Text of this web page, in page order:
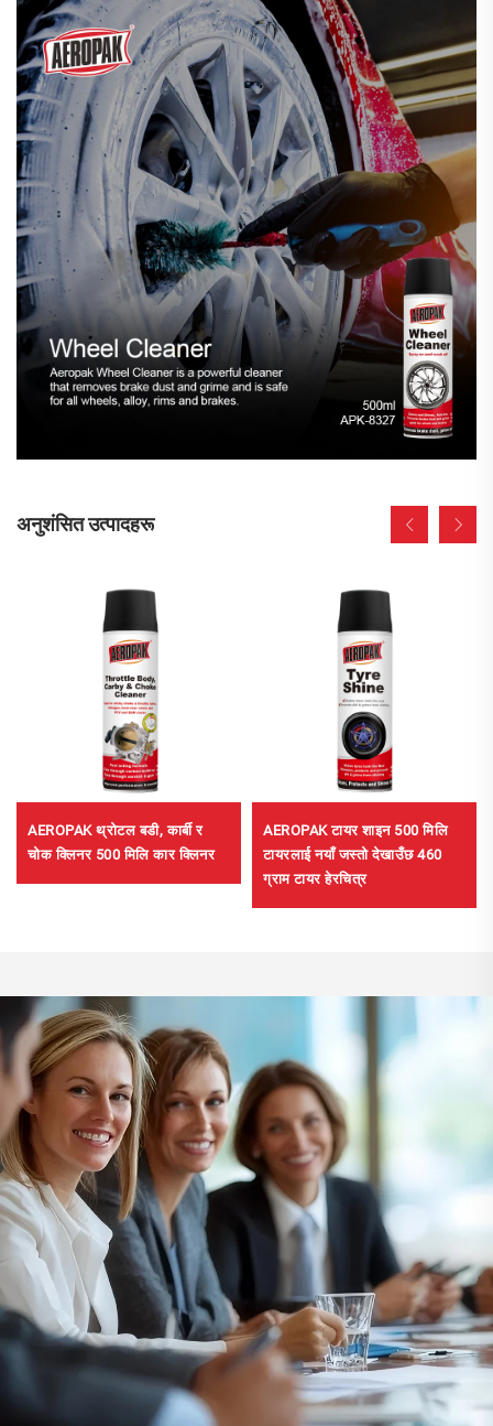
अनुशंसित उत्पादहरू
AEROPAK थ्रोटल बडी, कार्बी र
चोक क्लिनर 500 मिलि कार क्लिनर
AEROPAK टायर शाइन 500 मिलि
टायरलाई नयाँ जस्तो देखाउँछ 460
ग्राम टायर हेरचित्र